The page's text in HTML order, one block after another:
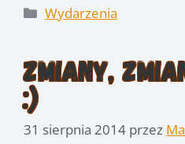
Kategorie
Wydarzenia
Zmiany,
:)
31 sierpnia 2014 przez